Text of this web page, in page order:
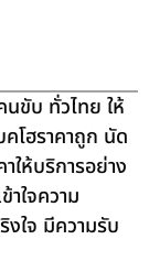
ขับ ทั่วไทย ให้
คโฮราคาถูก นัด
ให้บริการอย่าง
ใจความ
ใจ มีความรับ